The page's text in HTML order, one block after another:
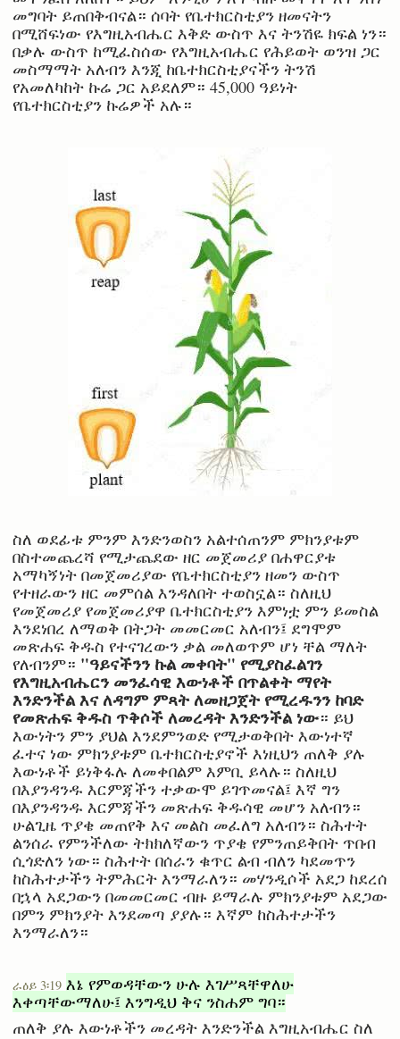
መግባት ይጠበቅብናል። ሰባት የቤተክርስቲያን ዘመናትን
በሚሸፍነው የእግዚአብሔር እቅድ ውስጥ እና ትንሽዬ ክፍል ነን።
በቃሉ ውስጥ ከሚፈስሰው የእግዚአብሔር የሕይወት ወንዝ ጋር
መስማማት አለብን እንጂ ከቤተክርስቲያናችን ትንሽ
የአመለካከት ኩሬ ጋር አይደለም። 45,000 ዓይነት
የቤተክርስቲያን ኩሬዎች አሉ።
ስለ ወደፊቱ ምንም እንድንወስን አልተሰጠንም ምክንያቱም
በስተመጨረሻ የሚታጨደው ዘር መጀመሪያ በሐዋርያቱ
አማካኝነት በመጀመሪያው የቤተክርስቲያን ዘመን ውስጥ
የተዘራውን ዘር መምሰል እንዳለበት ተወስኗል። ስለዚህ
የመጀመሪያ የመጀመሪያዋ ቤተክርስቲያን እምነቷ ምን ይመስል
እንደነበረ ለማወቅ በትጋት መመርመር አለብን፤ ደግሞም
መጽሐፍ ቅዱስ የተናገረውን ቃል መለወጥም ሆነ ቸል ማለት
የለብንም። "ዓይናችንን ኩል መቀባት" የሚያስፈልገን
የእግዚአብሔርን መንፈሳዊ እውነቶች በጥልቀት ማየት
እንድንችል እና ለዳግም ምጻት ለመዘጋጀት የሚረዱንን ከባድ
የመጽሐፍ ቅዱስ ጥቅሶች ለመረዳት እንድንችል ነው። ይህ
እውነትን ምን ያህል እንደምንወድ የሚታወቅበት እውነተኛ
ፈተና ነው ምክንያቱም ቤተክርስቲያኖች እነዚህን ጠለቅ ያሉ
እውነቶች ይነቅፋሉ ለመቀበልም እምቢ ይላሉ። ስለዚህ
በእያንዳንዱ እርምጃችን ተቃውሞ ይገጥመናል፤ እኛ ግን
በእያንዳንዱ እርምጃችን መጽሐፍ ቅዱሳዊ መሆን አለብን።
ሁልጊዜ ጥያቄ መጠየቅ እና መልስ መፈለግ አለብን። ስሕተት
ልንሰራ የምንችለው ትክክለኛውን ጥያቄ የምንጠይቅበት ጥበብ
ሲጎድለን ነው። ስሕተት በሰራን ቁጥር ልብ ብለን ካደመጥን
ከስሕተታችን ትምሕርት እንማራለን። መሃንዲሶች አደጋ ከደረሰ
በኋላ አደጋውን በመመርመር ብዙ ይማራሉ ምክንያቱም አደጋው
በምን ምክንያት እንደመጣ ያያሉ። እኛም ከስሕተታችን
እንማራለን።
ራዕይ 3፡19 እኔ የምወዳቸውን ሁሉ እገሥጻቸዋለሁ
እቀጣቸውማለሁ፤ እንግዲህ ቅና ንስሐም ግባ።
ጠለቅ ያሉ እውነቶችን መረዳት እንድንችል እግዚአብሔር ስለ